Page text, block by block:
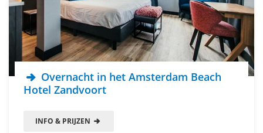
Overnacht in het Amsterdam Beach
Hotel Zandvoort
INFO & PRIJZEN